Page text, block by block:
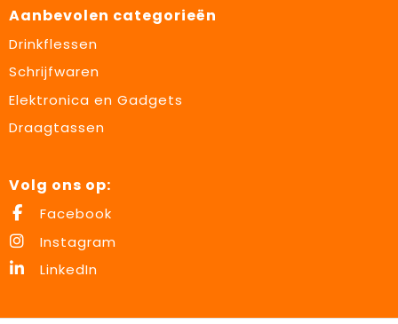
Aanbevolen categorieën
Drinkflessen
Schrijfwaren
Elektronica en Gadgets
Draagtassen
Volg ons op:
Facebook
Instagram
LinkedIn